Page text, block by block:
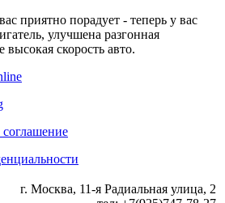
вас приятно порадует - теперь у вас
улучшена разгонная
высокая скорость авто.
соглашение
г. Москва, 11-я Радиальная улица, 2